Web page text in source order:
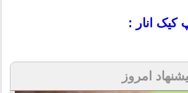
کیک انار :
امروز